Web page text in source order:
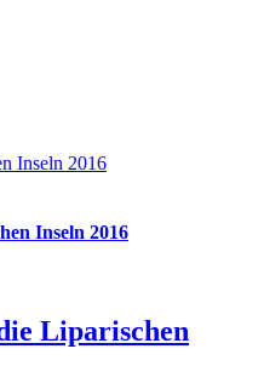
Inseln 2016
Inseln 2016
Liparischen